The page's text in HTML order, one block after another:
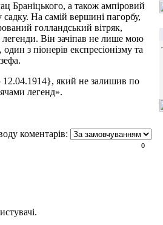
Браніцького, а також ампіровий
На самій вершині пагорбу,
голландський вітряк,
Він зачіпав не лише мою
з піонерів експресіонізму та
12.04.1914}, який не залишив по
легенд».
коментарів:
0